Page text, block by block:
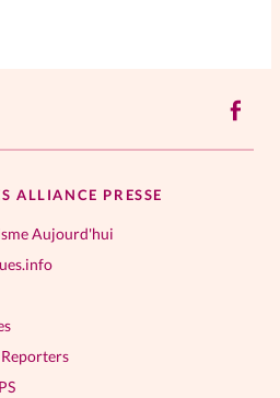
ALLIANCE PRESSE
Aujourd'hui